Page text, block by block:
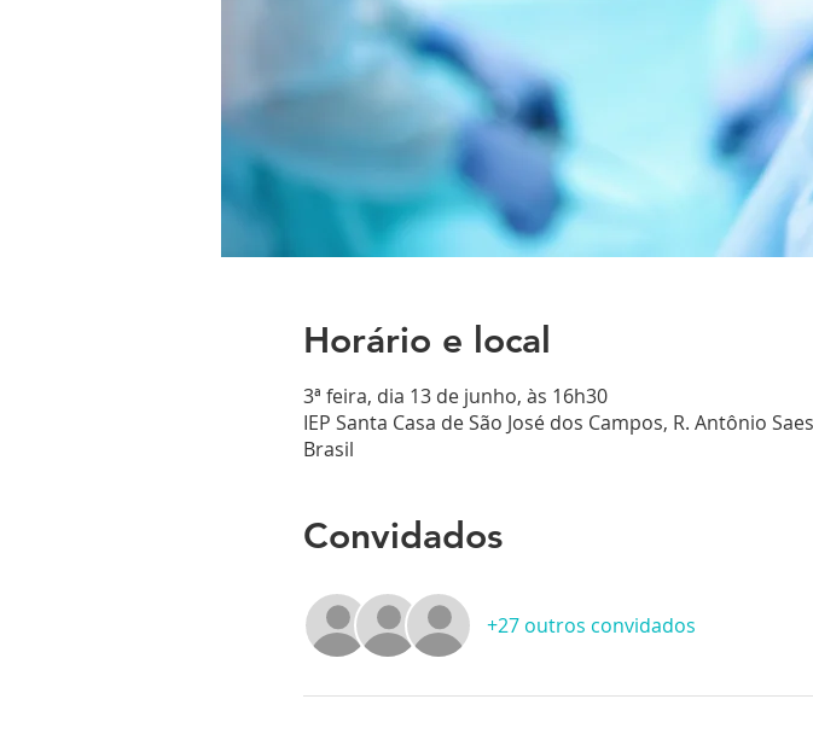
Horário e local
3ª feira, dia 13 de junho, às 16h30
IEP Santa Casa de São José dos Campos, R. Antônio
Brasil
Convidados
+27 outros convidados